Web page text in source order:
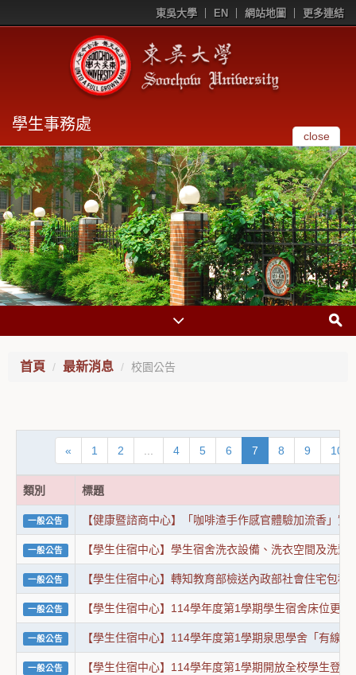
東吳大學 EN 網站地圖 更多連結
學生事務處
close
首頁 最新消息 校園公告
« 1 2 4 5 6 7 8 9 10
類別 標題
一般公告 【健康暨諮商中心】「咖啡渣手作感官體驗加流香」實
一般公告 【學生住宿中心】學生宿舍洗衣設備、洗衣空間及洗劑
一般公告 【學生住宿中心】轉知教育部檢送內政部社會住宅包
一般公告 【學生住宿中心】114學年度第1學期學生宿舍床位更
一般公告 【學生住宿中心】114學年度第1學期泉思學舍「有線
一般公告 【學生住宿中心】114學年度第1學期開放全校學生登